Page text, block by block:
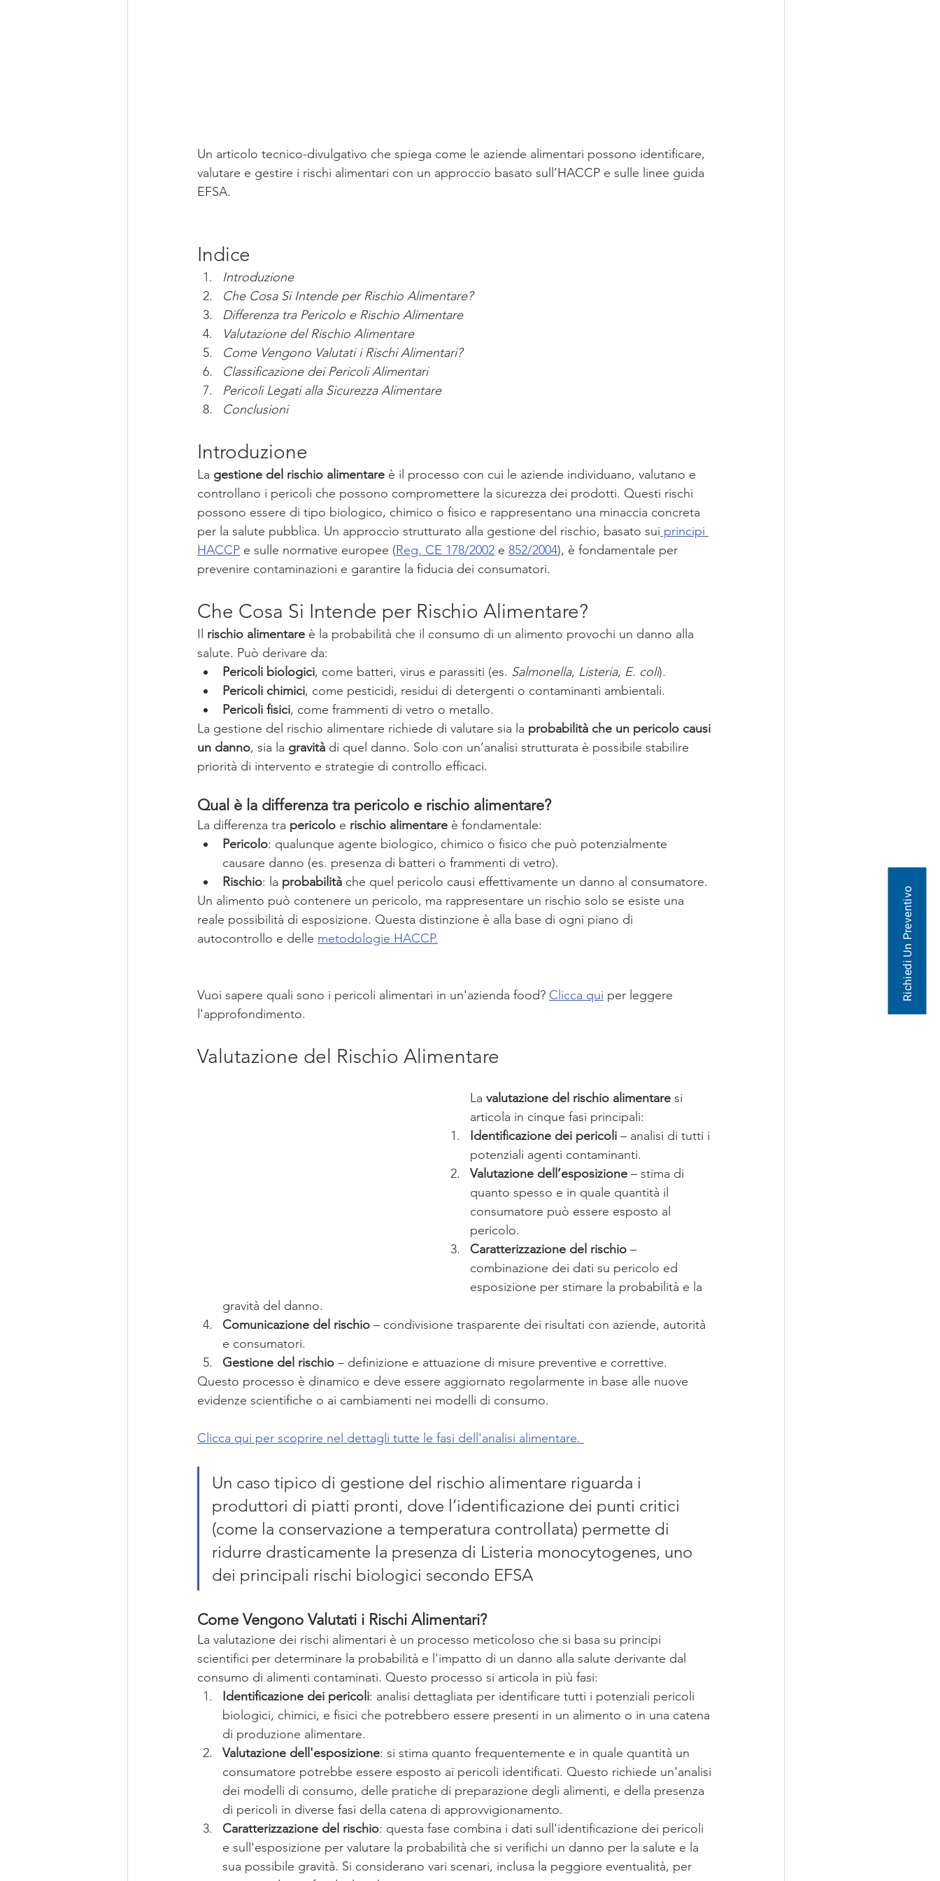
Richiedi Un Preventivo
Un articolo tecnico-divulgativo che spiega come le aziende alimentari possono identificare,
valutare e gestire i rischi alimentari con un approccio basato sull’HACCP e sulle linee guida
EFSA.
Indice
Introduzione
Che Cosa Si Intende per Rischio Alimentare?
Differenza tra Pericolo e Rischio Alimentare
Valutazione del Rischio Alimentare
Come Vengono Valutati i Rischi Alimentari?
Classificazione dei Pericoli Alimentari
Pericoli Legati alla Sicurezza Alimentare
Conclusioni
Introduzione
La gestione del rischio alimentare è il processo con cui le aziende individuano, valutano e
controllano i pericoli che possono compromettere la sicurezza dei prodotti. Questi rischi
possono essere di tipo biologico, chimico o fisico e rappresentano una minaccia concreta
per la salute pubblica. Un approccio strutturato alla gestione del rischio, basato sui principi
HACCP e sulle normative europee (Reg. CE 178/2002 e 852/2004), è fondamentale per
prevenire contaminazioni e garantire la fiducia dei consumatori.
Che Cosa Si Intende per Rischio Alimentare?
Il rischio alimentare è la probabilità che il consumo di un alimento provochi un danno alla
salute. Può derivare da:
Pericoli biologici, come batteri, virus e parassiti (es. Salmonella, Listeria, E. coli).
Pericoli chimici, come pesticidi, residui di detergenti o contaminanti ambientali.
Pericoli fisici, come frammenti di vetro o metallo.
La gestione del rischio alimentare richiede di valutare sia la probabilità che un pericolo causi
un danno, sia la gravità di quel danno. Solo con un’analisi strutturata è possibile stabilire
priorità di intervento e strategie di controllo efficaci.
Qual è la differenza tra pericolo e rischio alimentare?
La differenza tra pericolo e rischio alimentare è fondamentale:
Pericolo: qualunque agente biologico, chimico o fisico che può potenzialmente
causare danno (es. presenza di batteri o frammenti di vetro).
Rischio: la probabilità che quel pericolo causi effettivamente un danno al consumatore.
Un alimento può contenere un pericolo, ma rappresentare un rischio solo se esiste una
reale possibilità di esposizione. Questa distinzione è alla base di ogni piano di
autocontrollo e delle metodologie HACCP.
Vuoi sapere quali sono i pericoli alimentari in un'azienda food? Clicca qui per leggere
l'approfondimento.
Valutazione del Rischio Alimentare
La valutazione del rischio alimentare si
articola in cinque fasi principali:
Identificazione dei pericoli – analisi di tutti i
potenziali agenti contaminanti.
Valutazione dell’esposizione – stima di
quanto spesso e in quale quantità il
consumatore può essere esposto al
pericolo.
Caratterizzazione del rischio –
combinazione dei dati su pericolo ed
esposizione per stimare la probabilità e la
gravità del danno.
Comunicazione del rischio – condivisione trasparente dei risultati con aziende, autorità
e consumatori.
Gestione del rischio – definizione e attuazione di misure preventive e correttive.
Questo processo è dinamico e deve essere aggiornato regolarmente in base alle nuove
evidenze scientifiche o ai cambiamenti nei modelli di consumo.
Clicca qui per scoprire nel dettagli tutte le fasi dell'analisi alimentare.
Un caso tipico di gestione del rischio alimentare riguarda i
produttori di piatti pronti, dove l’identificazione dei punti critici
(come la conservazione a temperatura controllata) permette di
ridurre drasticamente la presenza di Listeria monocytogenes, uno
dei principali rischi biologici secondo EFSA
Come Vengono Valutati i Rischi Alimentari?
La valutazione dei rischi alimentari è un processo meticoloso che si basa su principi
scientifici per determinare la probabilità e l'impatto di un danno alla salute derivante dal
consumo di alimenti contaminati. Questo processo si articola in più fasi:
Identificazione dei pericoli: analisi dettagliata per identificare tutti i potenziali pericoli
biologici, chimici, e fisici che potrebbero essere presenti in un alimento o in una catena
di produzione alimentare.
Valutazione dell'esposizione: si stima quanto frequentemente e in quale quantità un
consumatore potrebbe essere esposto ai pericoli identificati. Questo richiede un'analisi
dei modelli di consumo, delle pratiche di preparazione degli alimenti, e della presenza
di pericoli in diverse fasi della catena di approvvigionamento.
Caratterizzazione del rischio: questa fase combina i dati sull'identificazione dei pericoli
e sull'esposizione per valutare la probabilità che si verifichi un danno per la salute e la
sua possibile gravità. Si considerano vari scenari, inclusa la peggiore eventualità, per